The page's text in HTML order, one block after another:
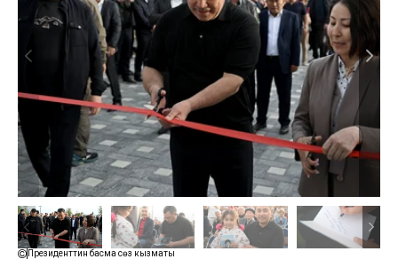
Президенттин басма сөз кызматы